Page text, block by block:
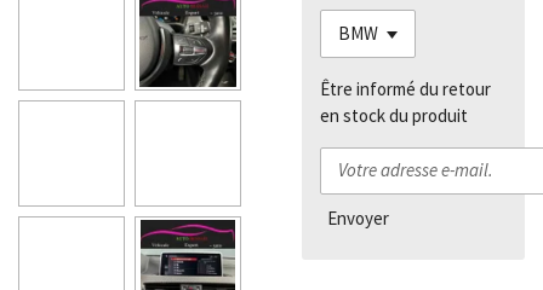
Être informé du retour
en stock du produit
Envoyer